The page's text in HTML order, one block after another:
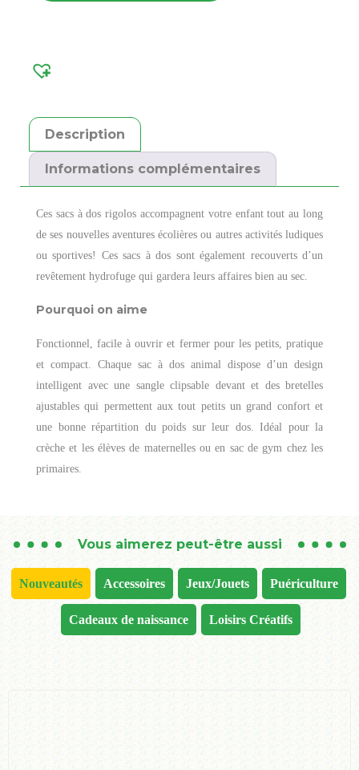
Description
Informations complémentaires
Ces sacs à dos rigolos accompagnent votre enfant tout au long
de ses nouvelles aventures écolières ou autres activités ludiques
ou sportives! Ces sacs à dos sont également recouverts d’un
revêtement hydrofuge qui gardera leurs affaires bien au sec.
Pourquoi on aime
Fonctionnel, facile à ouvrir et fermer pour les petits, pratique
et compact. Chaque sac à dos animal dispose d’un design
intelligent avec une sangle clipsable devant et des bretelles
ajustables qui permettent aux tout petits un grand confort et
une bonne répartition du poids sur leur dos. Idéal pour la
crèche et les élèves de maternelles ou en sac de gym chez les
primaires.
Vous aimerez peut-être aussi
Nouveautés Accessoires Jeux/Jouets Puériculture
Cadeaux de naissance Loisirs Créatifs